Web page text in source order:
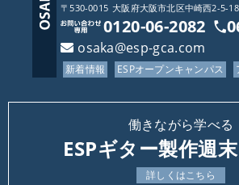
〒530-0015 大阪府大阪市北区中崎西2-5-18
0120-06-2082
osaka@esp-gca.com
新着情報 ESPオープンキャンパス
働きながら学べる
ESPギター製作週
詳しくはこちら